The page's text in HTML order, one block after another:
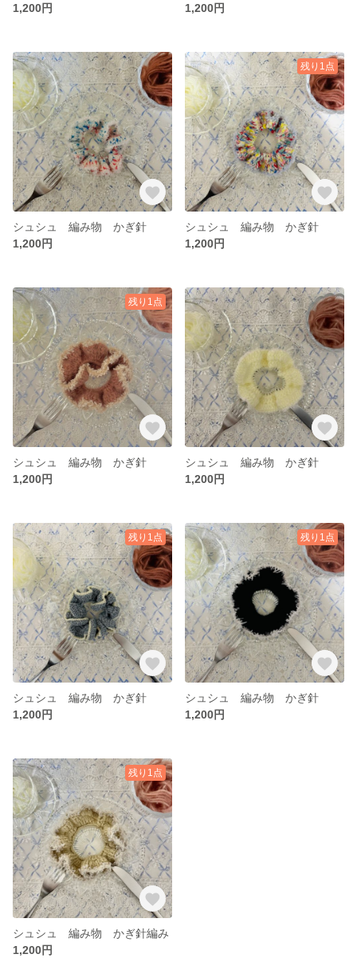
1,200円
1,200円
シュシュ 編み物 かぎ針
1,200円
残り1点
シュシュ 編み物 かぎ針
1,200円
残り1点
シュシュ 編み物 かぎ針
1,200円
シュシュ 編み物 かぎ針
1,200円
残り1点
シュシュ 編み物 かぎ針
1,200円
残り1点
シュシュ 編み物 かぎ針
1,200円
残り1点
シュシュ 編み物 かぎ針編み
1,200円